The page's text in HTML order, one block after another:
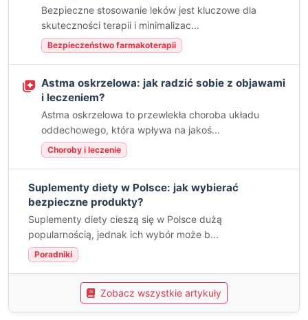
Bezpieczne stosowanie leków jest kluczowe dla
skuteczności terapii i minimalizac...
Bezpieczeństwo farmakoterapii
Astma oskrzelowa: jak radzić sobie z objawami
i leczeniem?
Astma oskrzelowa to przewlekła choroba układu
oddechowego, która wpływa na jakoś...
Choroby i leczenie
Suplementy diety w Polsce: jak wybierać
bezpieczne produkty?
Suplementy diety cieszą się w Polsce dużą
popularnością, jednak ich wybór może b...
Poradniki
Zobacz wszystkie artykuły